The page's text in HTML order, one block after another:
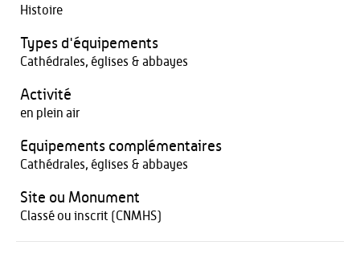
Histoire
Types d'équipements
Cathédrales, églises & abbayes
Activité
en plein air
Equipements complémentaires
Cathédrales, églises & abbayes
Site ou Monument
Classé ou inscrit (CNMHS)